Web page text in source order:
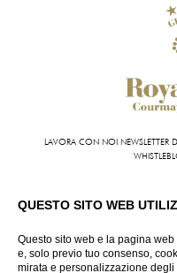
LAVORA CON NOI NEWSLETTER
611 |
QUESTO SITO WEB
Questo sito web e la pagina
e, solo previo tuo consenso,
mirata e personalizzazione